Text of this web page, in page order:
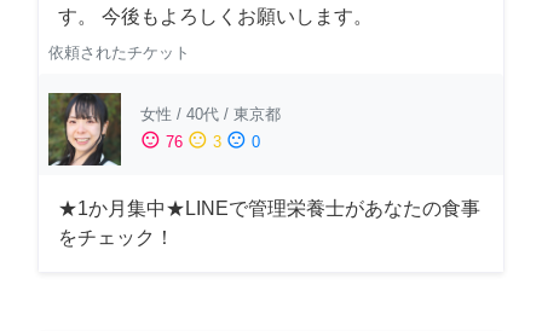
す。 今後もよろしくお願いします。
依頼されたチケット
女性 / 40代 / 東京都
sentiment_satisfied 76 sentiment_neutral 3 sentiment_dissatisfied 0
★1か月集中★LINEで管理栄養士があなたの食事
をチェック！